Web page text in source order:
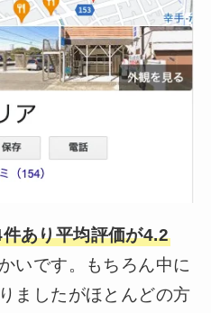
あり平均評価が4.2
いです。もちろん中に
ましたがほとんどの方